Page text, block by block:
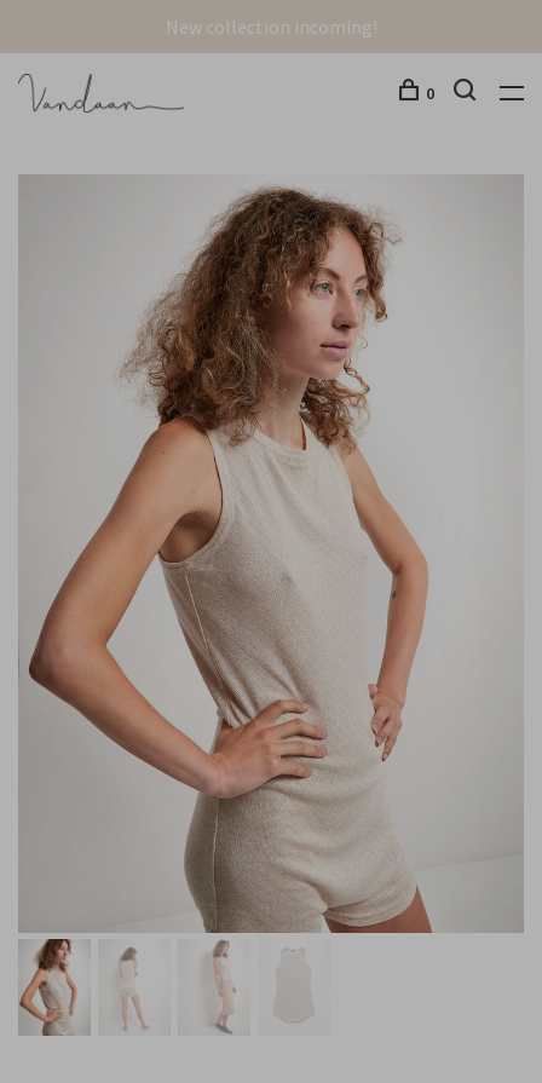
New collection incoming!
0